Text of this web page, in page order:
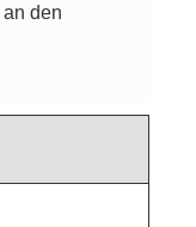
an den